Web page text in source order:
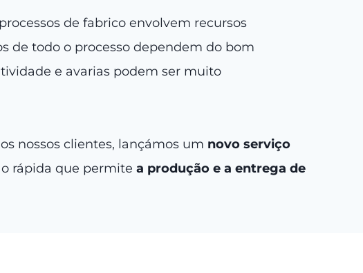
de fabrico envolvem recursos
de todo o processo dependem do bom
e avarias podem ser muito
nossos clientes, lançámos um novo serviço
rápida que permite a produção e a entrega de